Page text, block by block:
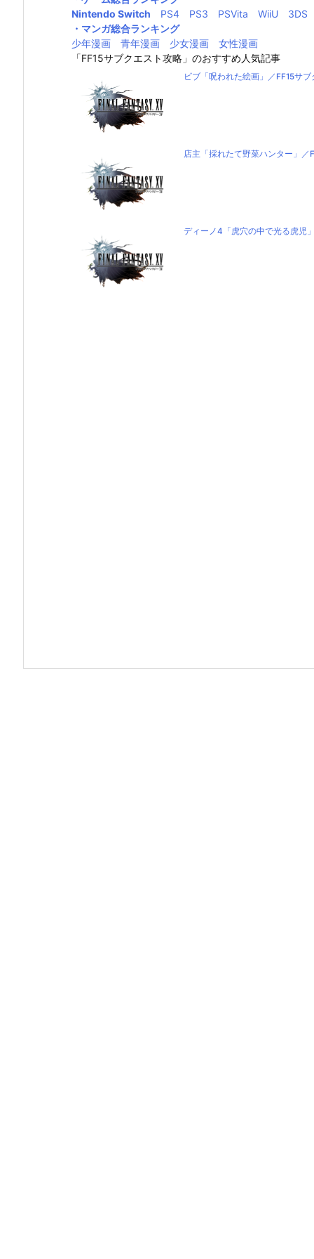
Nintendo Switch
PS4 PS3 PSVita WiiU 3DS
・マンガ総合ランキング
少年漫画
青年漫画 少女漫画
女性漫画
「FF15サブクエスト攻略」のおすすめ人気記事
ビブ「呪われた絵画」／FF15サ
店主「採れたて野菜ハンター」／
ディーノ4「虎穴の中で光る虎児